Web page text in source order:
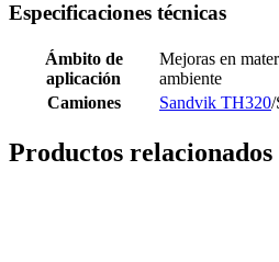
Especificaciones técnicas
Ámbito de
aplicación
Mejoras en
ambiente
Camiones
Sandvik TH320/
Productos relacionados